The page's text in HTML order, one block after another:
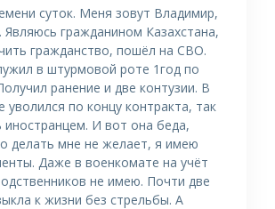
суток. Меня зовут Владимир,
Являюсь гражданином Казахстана,
гражданство, пошёл на СВО.
в штурмовой роте 1год по
ранение и две контузии. В
уволился по концу контракта, так
иностранцем. И вот она беда,
делать мне не желает, я имею
Даже в военкомате на учёт
не имею. Почти две
к жизни без стрельбы. А